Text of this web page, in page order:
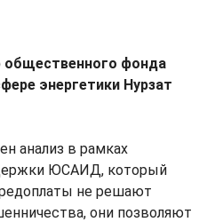
общественного фонда
энергетики Нурзат
анализ в рамках
ЮСАИД, который
не решают
они позволяют